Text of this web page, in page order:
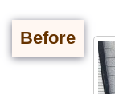
Before